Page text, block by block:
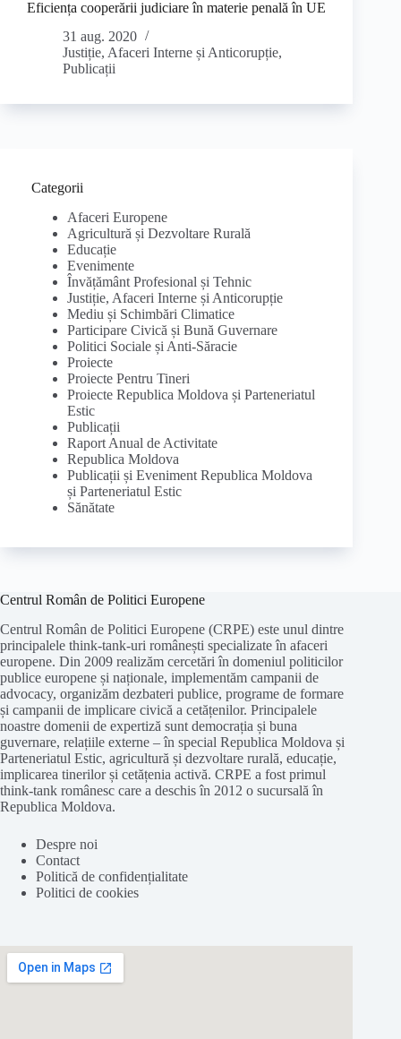
Eficiența cooperării judiciare în materie penală în UE
31 aug. 2020
Justiție, Afaceri Interne și Anticorupție,
Publicații
Categorii
Afaceri Europene
Agricultură și Dezvoltare Rurală
Educație
Evenimente
Învățământ Profesional și Tehnic
Justiție, Afaceri Interne și Anticorupție
Mediu și Schimbări Climatice
Participare Civică și Bună Guvernare
Politici Sociale și Anti-Săracie
Proiecte
Proiecte Pentru Tineri
Proiecte Republica Moldova și Parteneriatul
Estic
Publicații
Raport Anual de Activitate
Republica Moldova
Publicații și Eveniment Republica Moldova
și Parteneriatul Estic
Sănătate
Centrul Român de Politici Europene
Centrul Român de Politici Europene (CRPE) este unul dintre
principalele think-tank-uri românești specializate în afaceri
europene. Din 2009 realizăm cercetări în domeniul politicilor
publice europene și naționale, implementăm campanii de
advocacy, organizăm dezbateri publice, programe de formare
și campanii de implicare civică a cetățenilor. Principalele
noastre domenii de expertiză sunt democrația și buna
guvernare, relațiile externe – în special Republica Moldova și
Parteneriatul Estic, agricultură și dezvoltare rurală, educație,
implicarea tinerilor și cetățenia activă. CRPE a fost primul
think-tank românesc care a deschis în 2012 o sucursală în
Republica Moldova.
Despre noi
Contact
Politică de confidențialitate
Politici de cookies